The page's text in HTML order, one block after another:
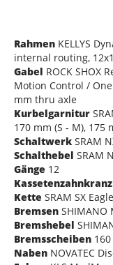
Rahmen KELLYS
internal routing,
Gabel ROCK SHOX
Motion Control /
mm thru axle
Kurbelgarnitur
170 mm (S - M), 175
Schaltwerk SRAM
Schalthebel SRAM
Gänge 12
Kassetenzahnkranz
Kette SRAM SX Eagle
Bremsen SHIMANO
Bremshebel
Bremsscheiben
Naben NOVATEC